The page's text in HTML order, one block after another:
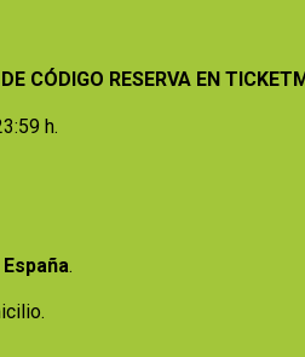
CÓDIGO RESERVA EN
h.
.